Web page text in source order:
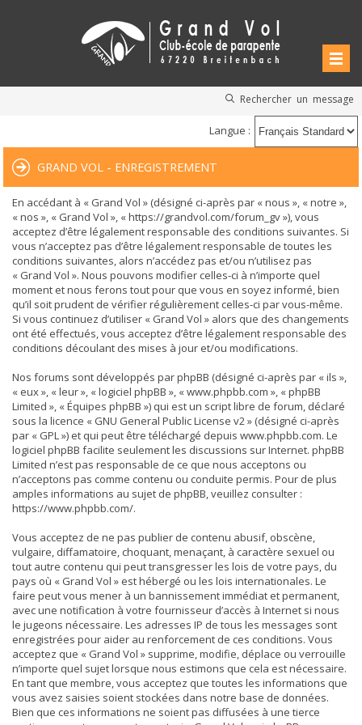
Rechercher un message
Langue :
GRAND VOL - ENREGISTREMENT
En accédant à « Grand Vol » (désigné ci-après par « nous », « notre »,
« nos », « Grand Vol », « https://grandvol.com/forum_gv »), vous
acceptez d’être légalement responsable des conditions suivantes. Si
vous n’acceptez pas d’être légalement responsable de toutes les
conditions suivantes, alors n’accédez pas et/ou n’utilisez pas
« Grand Vol ». Nous pouvons modifier celles-ci à n’importe quel
moment et nous ferons tout pour que vous en soyez informé, bien
qu’il soit prudent de vérifier régulièrement celles-ci par vous-même.
Si vous continuez d’utiliser « Grand Vol » alors que des changements
ont été effectués, vous acceptez d’être légalement responsable des
conditions découlant des mises à jour et/ou modifications.
Nos forums sont développés par phpBB (désigné ci-après par « ils »,
« eux », « leur », « logiciel phpBB », « www.phpbb.com », « phpBB
Limited », « Équipes phpBB ») qui est un script libre de forum, déclaré
sous la licence « GNU General Public License v2» (désigné ci-après
par « GPL ») et qui peut être téléchargé depuis www.phpbb.com. Le
logiciel phpBB facilite seulement les discussions sur Internet. phpBB
Limited n’est pas responsable de ce que nous acceptons ou
n’acceptons pas comme contenu ou conduite permis. Pour de plus
amples informations au sujet de phpBB, veuillez consulter :
https://www.phpbb.com/.
Vous acceptez de ne pas publier de contenu abusif, obscène,
vulgaire, diffamatoire, choquant, menaçant, à caractère sexuel ou
tout autre contenu qui peut transgresser les lois de votre pays, du
pays où « Grand Vol » est hébergé ou les lois internationales. Le
faire peut vous mener à un bannissement immédiat et permanent,
avec une notification à votre fournisseur d’accès à Internet si nous
le jugeons nécessaire. Les adresses IP de tous les messages sont
enregistrées pour aider au renforcement de ces conditions. Vous
acceptez que « Grand Vol » supprime, modifie, déplace ou verrouille
n’importe quel sujet lorsque nous estimons que cela est nécessaire.
En tant que membre, vous acceptez que toutes les informations que
vous avez saisies soient stockées dans notre base de données.
Bien que ces informations ne soient pas diffusées à une tierce